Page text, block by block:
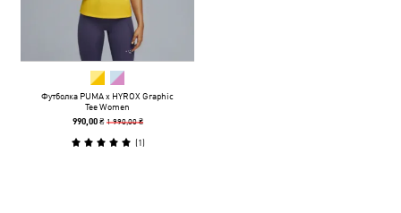
Футболка PUMA x HYROX Graphic
Tee Women
990,00 ₴ 1 990,00 ₴
(1)